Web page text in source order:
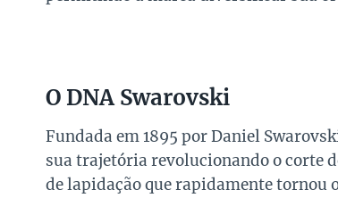
O DNA Swarovski
Fundada em 1895 por Daniel
sua trajetória revolucionando o corte
de lapidação que rapidamente tornou